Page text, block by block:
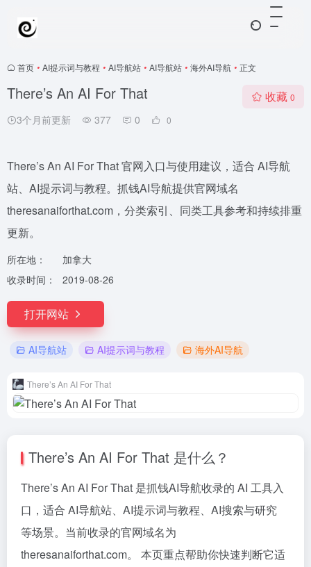
首页 • AI提示词与教程 • AI导航站 • AI导航站 • 海外AI导航 • 正文
There’s An AI For That
3个月前更新 377 0 0
收藏 0
There’s An AI For That 官网入口与使用建议，适合 AI导航
站、AI提示词与教程。抓钱AI导航提供官网域名
theresanaiforthat.com，分类索引、同类工具参考和持续排重
更新。
所在地：
加拿大
收录时间：
2019-08-26
打开网站
AI导航站 AI提示词与教程 海外AI导航
There’s An AI For That
There’s An AI For That 是什么？
There’s An AI For That 是抓钱AI导航收录的 AI 工具入
口，适合 AI导航站、AI提示词与教程、AI搜索与研究
等场景。当前收录的官网域名为
theresanaiforthat.com。 本页重点帮助你快速判断它适